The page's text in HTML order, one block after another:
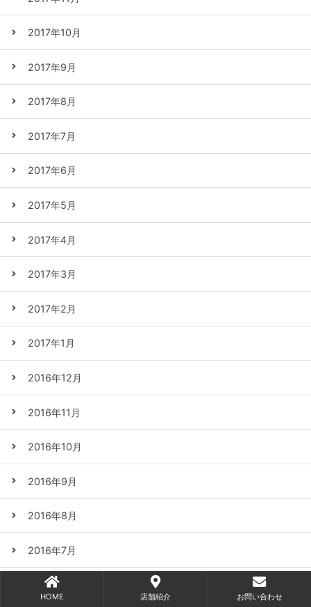
2017年10月
2017年9月
2017年8月
2017年7月
2017年6月
2017年5月
2017年4月
2017年3月
2017年2月
2017年1月
2016年12月
2016年11月
2016年10月
2016年9月
2016年8月
2016年7月
2016年6月
HOME 店舗紹介 お問い合わせ